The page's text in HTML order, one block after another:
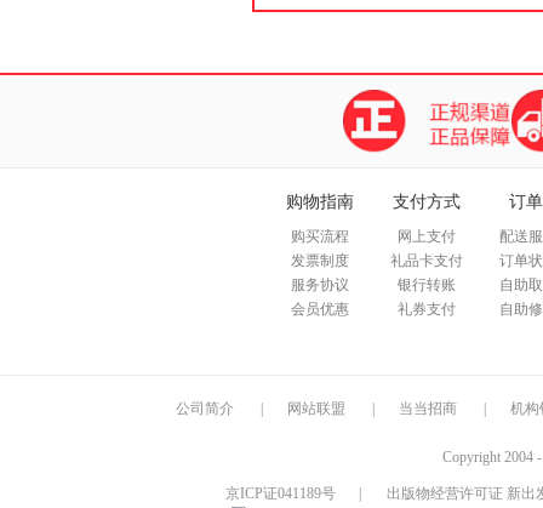
购物指南
购买流程
发票制度
服务协议
会员优惠
支付方式
网上支付
礼品卡支付
银行转账
礼券支付
订
配送
订单
自助
自助
公司简介 网站联盟 当当招商 机构
Copyright 2004
京ICP证041189号
出版物经营许可证 新出